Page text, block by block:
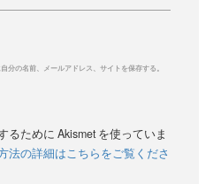
分の名前、メールアドレス、サイトを保存する。
るために Akismet を使っていま
法の詳細はこちらをご覧くださ